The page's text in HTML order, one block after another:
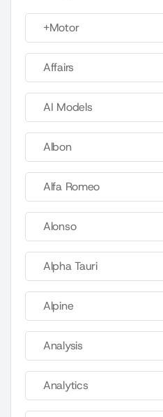
+Motor
Affairs
AI Models
Albon
Alfa Romeo
Alonso
Alpha Tauri
Alpine
Analysis
Analytics